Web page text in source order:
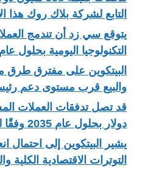
التابع لشركة بلاك روك هذا
يتوقع سي زد أن تندمج
التكنولوجيا اليومية بحلول عام 2031
البيتكوين على مفترق طرق
والبيع قرب مستوى دعم
دولار بحلول عام 2035 وفقًا لشركة Chainalysis
يشير البيتكوين إلى
التوترات الاقتصادية الكلية